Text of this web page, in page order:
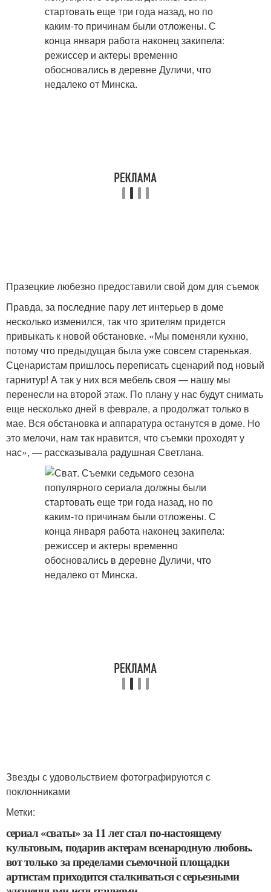
Празецкие любезно предоставили свой дом для съемок
Правда, за последние пару лет интерьер в доме
несколько изменился, так что зрителям придется
привыкать к новой обстановке. «Мы поменяли кухню,
потому что предыдущая была уже совсем старенькая.
Сценаристам пришлось переписать сценарий под новый
гарнитур! А так у них вся мебель своя — нашу мы
перенесли на второй этаж. По плану у нас будут снимать
еще несколько дней в феврале, а продолжат только в
мае. Вся обстановка и аппаратура останутся в доме. Но
это мелочи, нам так нравится, что съемки проходят у
нас», — рассказывала радушная Светлана.
Звезды с удовольствием фотографируются с
поклонниками
Метки:
сериал «сваты» за 11 лет стал по-настоящему
культовым, подарив актерам всенародную любовь.
вот только за пределами съемочной площадки
артистам приходится сталкиваться с серьезными